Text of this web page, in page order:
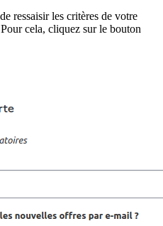
ressaisir les critères de votre
cela, cliquez sur le bouton